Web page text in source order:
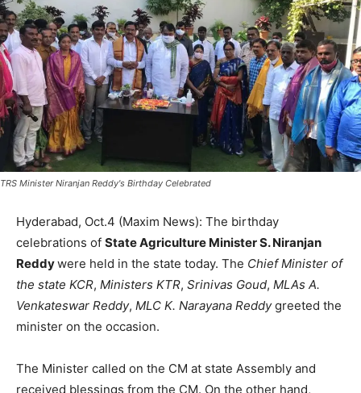
TRS Minister Niranjan Reddy's Birthday Celebrated
Hyderabad, Oct.4 (Maxim News): The birthday
celebrations of State Agriculture Minister S. Niranjan
Reddywere held in the state today. The Chief Minister of
the state KCR, Ministers KTR, Srinivas Goud, MLAs A.
Venkateswar Reddy, MLC K. Narayana Reddygreeted the
minister on the occasion.
The Minister called on the CM at state Assembly and
received blessings from the CM. On the other hand,